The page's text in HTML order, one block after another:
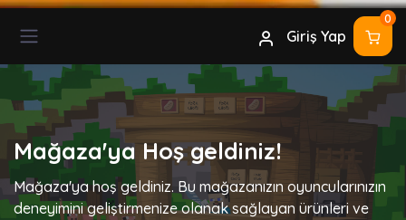
Giriş Yap
0
Mağaza'ya Hoş geldiniz!
Mağaza'ya hoş geldiniz. Bu mağazanızın oyuncularınızın
deneyimini geliştirmenize olanak sağlayan ürünleri ve